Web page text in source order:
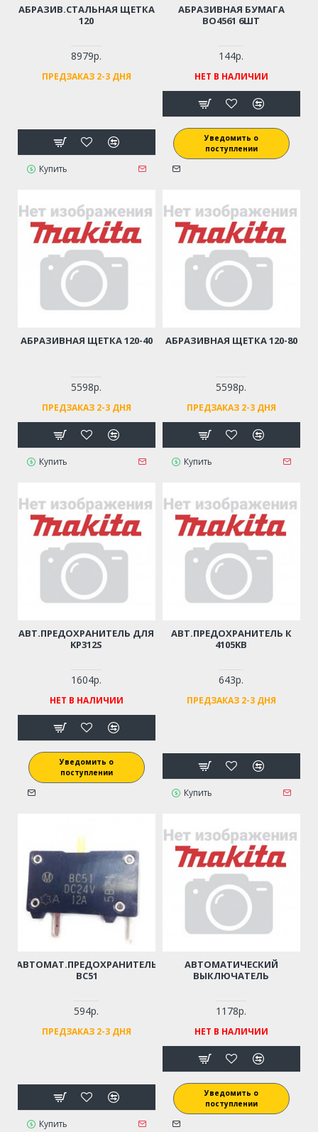
АБРАЗИВ.СТАЛЬНАЯ ЩЕТКА
120
8979р.
ПРЕДЗАКАЗ 2-3 ДНЯ
Купить
АБРАЗИВНАЯ БУМАГА
BO4561 6ШТ
144р.
НЕТ В НАЛИЧИИ
Уведомить о
поступлении
АБРАЗИВНАЯ ЩЕТКА 120-40
5598р.
ПРЕДЗАКАЗ 2-3 ДНЯ
Купить
АБРАЗИВНАЯ ЩЕТКА 120-80
5598р.
ПРЕДЗАКАЗ 2-3 ДНЯ
Купить
АВТ.ПРЕДОХРАНИТЕЛЬ ДЛЯ
KP312S
1604р.
НЕТ В НАЛИЧИИ
Уведомить о
поступлении
АВТ.ПРЕДОХРАНИТЕЛЬ К
4105KB
643р.
ПРЕДЗАКАЗ 2-3 ДНЯ
Купить
АВТОМАТ.ПРЕДОХРАНИТЕЛЬ
BC51
594р.
ПРЕДЗАКАЗ 2-3 ДНЯ
Купить
АВТОМАТИЧЕСКИЙ
ВЫКЛЮЧАТЕЛЬ
1178р.
НЕТ В НАЛИЧИИ
Уведомить о
поступлении